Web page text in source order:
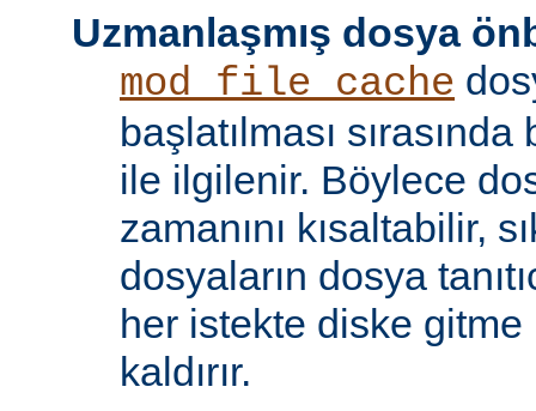
Uzmanlaşmış dosya
mod_file_cache
başlatılması
ile ilgilenir. Böylece
zamanını kısaltabilir,
dosyaların dosya
her istekte diske gitme
kaldırır.